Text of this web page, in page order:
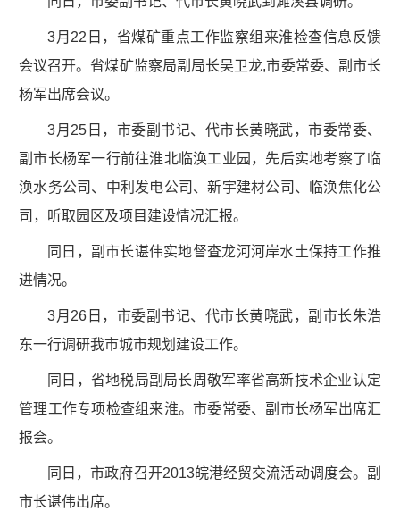
3月22日，省煤矿重点工作监察组来淮检查信息反馈
会议召开。省煤矿监察局副局长吴卫龙,市委常委、副市长
杨军出席会议。
3月25日，市委副书记、代市长黄晓武，市委常委、
副市长杨军一行前往淮北临涣工业园，先后实地考察了临
涣水务公司、中利发电公司、新宇建材公司、临涣焦化公
司，听取园区及项目建设情况汇报。
同日，副市长谌伟实地督查龙河河岸水土保持工作推
进情况。
3月26日，市委副书记、代市长黄晓武，副市长朱浩
东一行调研我市城市规划建设工作。
同日，省地税局副局长周敬军率省高新技术企业认定
管理工作专项检查组来淮。市委常委、副市长杨军出席汇
报会。
同日，市政府召开2013皖港经贸交流活动调度会。副
市长谌伟出席。